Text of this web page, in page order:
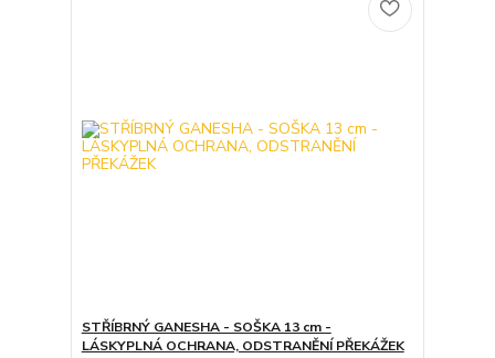
STŘÍBRNÝ GANESHA - SOŠKA 13 cm -
LÁSKYPLNÁ OCHRANA, ODSTRANĚNÍ PŘEKÁŽEK